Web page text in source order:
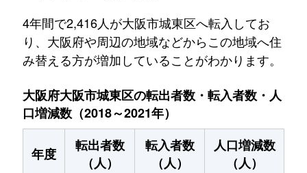
4年間で2,416人が大阪市城東区へ転入してお
り、大阪府や周辺の地域などからこの地域へ住
み替える方が増加していることがわかります。
大阪府大阪市城東区の転出者数・転入者数・人
口増減数（2018～2021年）
年度
転出者数
（人）
転入者数
（人）
人口増減数
（人）